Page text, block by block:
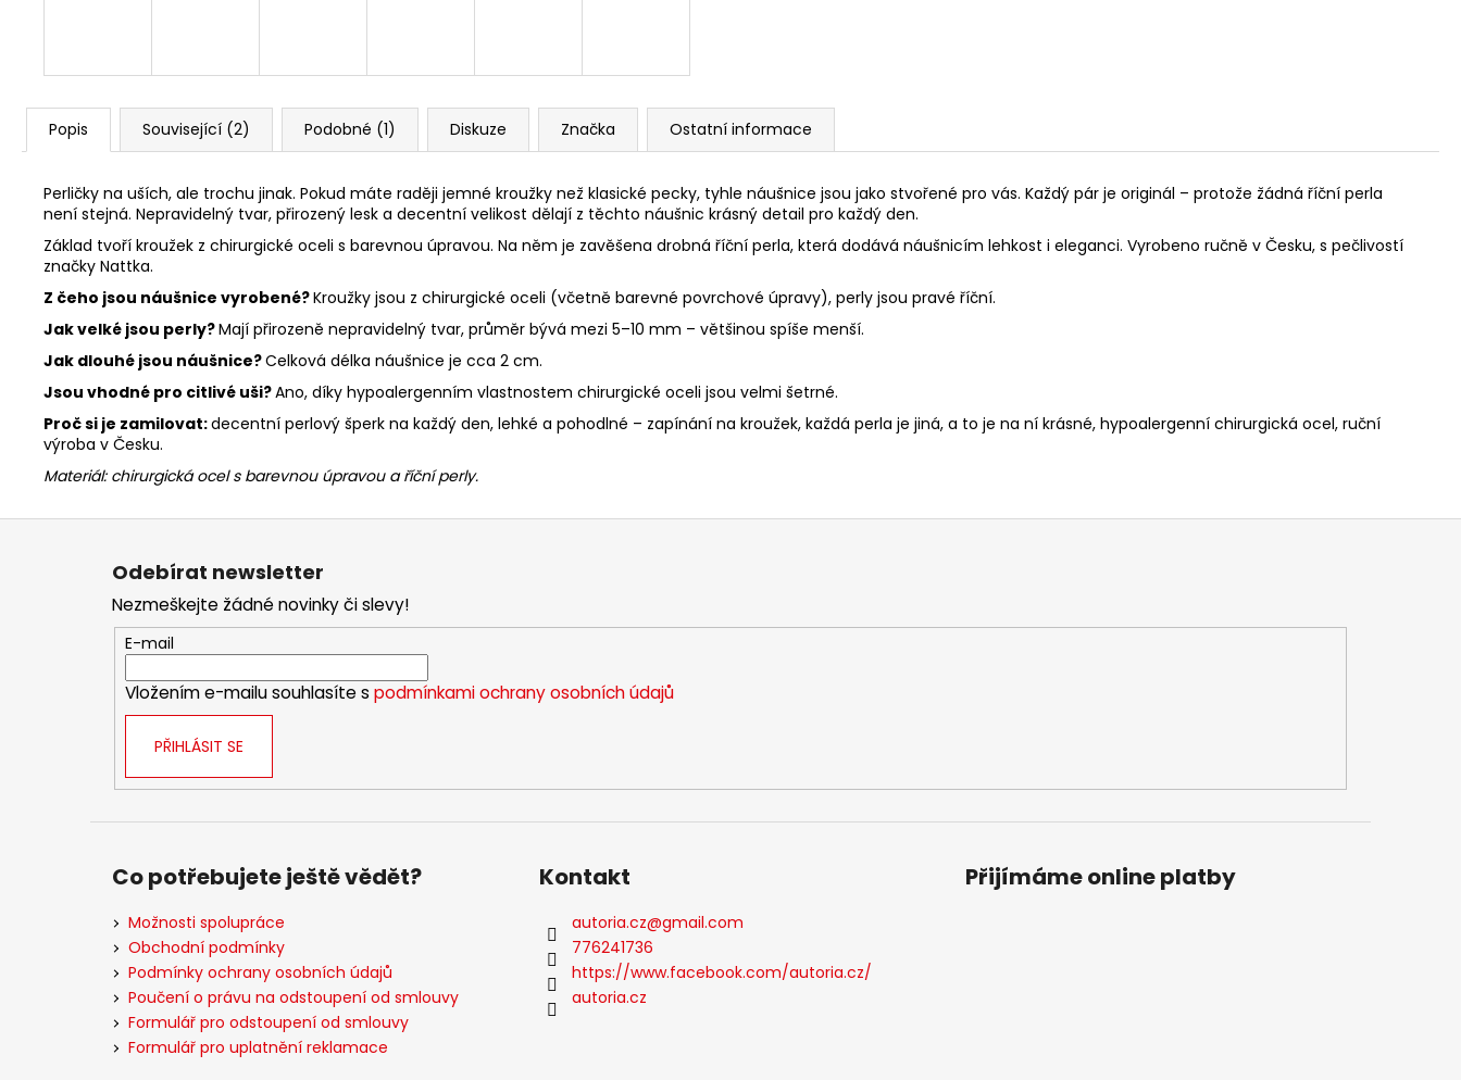
Popis Související (2) Podobné (1) Diskuze Značka Ostatní informace
Perličky na uších, ale trochu jinak. Pokud máte raději jemné kroužky než klasické pecky, tyhle náušnice jsou jako stvořené pro vás. Každý pár je originál – protože žádná říční perla
není stejná. Nepravidelný tvar, přirozený lesk a decentní velikost dělají z těchto náušnic krásný detail pro každý den.
Základ tvoří kroužek z chirurgické oceli s barevnou úpravou. Na něm je zavěšena drobná říční perla, která dodává náušnicím lehkost i eleganci. Vyrobeno ručně v Česku, s pečlivostí
značky Nattka.
Z čeho jsou náušnice vyrobené?Kroužky jsou z chirurgické oceli (včetně barevné povrchové úpravy), perly jsou pravé říční.
Jak velké jsou perly?Mají přirozeně nepravidelný tvar, průměr bývá mezi 5–10 mm – většinou spíše menší.
Jak dlouhé jsou náušnice?Celková délka náušnice je cca 2 cm.
Jsou vhodné pro citlivé uši?Ano, díky hypoalergenním vlastnostem chirurgické oceli jsou velmi šetrné.
Proč si je zamilovat:decentní perlový šperk na každý den, lehké a pohodlné – zapínání na kroužek, každá perla je jiná, a to je na ní krásné, hypoalergenní chirurgická ocel, ruční
výroba v Česku.
Materiál: chirurgická ocel s barevnou úpravou a říční perly.
Z
Odebírat newsletter
Nezmeškejte žádné novinky či slevy!
E-mail
Vložením e-mailu souhlasíte s podmínkami ochrany osobních údajů
PŘIHLÁSIT SE
Co potřebujete ještě vědět?
Možnosti spolupráce
Obchodní podmínky
Podmínky ochrany osobních údajů
Poučení o právu na odstoupení od smlouvy
Formulář pro odstoupení od smlouvy
Formulář pro uplatnění reklamace
Kontakt
autoria.cz@gmail.com
776241736
https://www.facebook.com/autoria.cz/
autoria.cz
Přijímáme online platby